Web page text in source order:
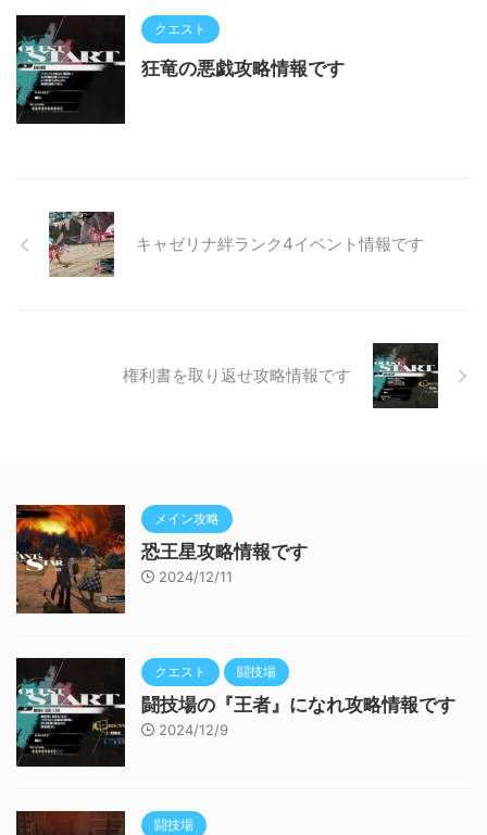
クエスト
狂竜の悪戯攻略情報です
キャゼリナ絆ランク4イベント情報です
権利書を取り返せ攻略情報です
メイン攻略
恐王星攻略情報です
2024/12/11
クエスト 闘技場
闘技場の『王者』になれ攻略情報です
2024/12/9
闘技場